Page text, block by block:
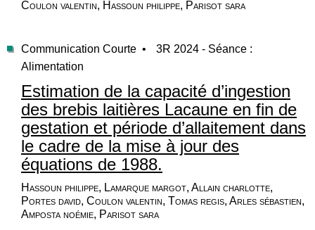
Coulon valentin, Hassoun philippe, Parisot sara
Communication Courte •
3R 2024 - Séance :
Alimentation
Estimation de la capacité d’ingestion
des brebis laitières Lacaune en fin de
gestation et période d’allaitement dans
le cadre de la mise à jour des
équations de 1988.
Hassoun philippe, Lamarque margot, Allain charlotte,
Portes david, Coulon valentin, Tomas regis, Arles sébastien,
Amposta noémie, Parisot sara